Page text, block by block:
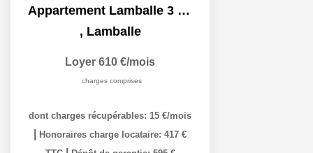
Appartement Lamballe 3 pièce(s) 60 m2
, Lamballe
Loyer 610 €/mois
charges comprises
dont charges récupérables: 15 €/mois
Honoraires charge locataire: 417 €